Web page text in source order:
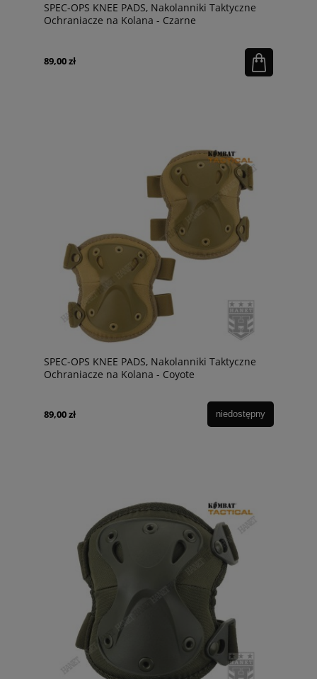
SPEC-OPS KNEE PADS, Nakolanniki Taktyczne
Ochraniacze na Kolana - Czarne
89,00 zł
SPEC-OPS KNEE PADS, Nakolanniki Taktyczne
Ochraniacze na Kolana - Coyote
89,00 zł niedostępny